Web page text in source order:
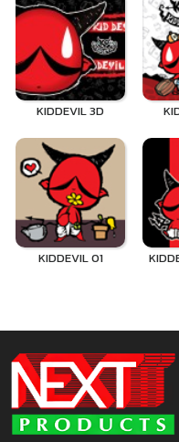
KIDDEVIL 3D
KIDDEVIL 01